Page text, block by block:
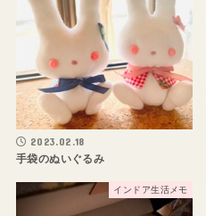
2023.02.18
手袋のぬいぐるみ
インドア生活メモ